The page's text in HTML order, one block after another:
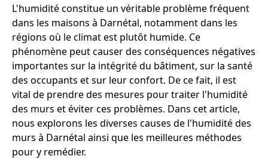
L'humidité constitue un véritable problème fréquent
dans les maisons à Darnétal, notamment dans les
régions où le climat est plutôt humide. Ce
phénomène peut causer des conséquences négatives
importantes sur la intégrité du bâtiment, sur la santé
des occupants et sur leur confort. De ce fait, il est
vital de prendre des mesures pour traiter l'humidité
des murs et éviter ces problèmes. Dans cet article,
nous explorons les diverses causes de l'humidité des
murs à Darnétal ainsi que les meilleures méthodes
pour y remédier.